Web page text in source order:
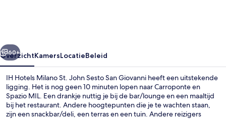
San
Giovanni
Volgende
60+
OverzichtKamersLocatieBeleid
IH Hotels Milano St. John Sesto San Giovanni heeft een uitstekende
ligging. Het is nog geen 10 minuten lopen naar Carroponte en
Spazio MIL. Een drankje nuttig je bij de bar/lounge en een maaltijd
bij het restaurant. Andere hoogtepunten die je te wachten staan,
zijn een snackbar/deli, een terras en een tuin. Andere reizigers